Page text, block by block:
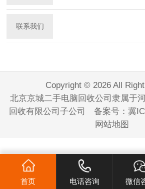
联系我们
Copyright © 2026 All
北京京城二手电脑回收公司隶属于
回收有限公司子公司 备案号： 冀
网站地图
首页 电话咨询 微信